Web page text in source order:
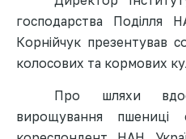
господарства Поділля
Корнійчук презентував
колосових та кормових
Про шляхи
вирощування пшениці